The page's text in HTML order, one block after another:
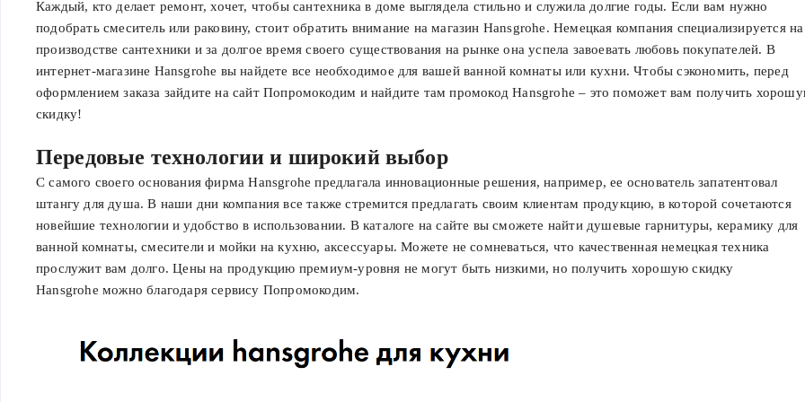
Каждый, кто делает ремонт, хочет, чтобы сантехника в доме выглядела стильно и служила долгие годы. Если вам нужно
подобрать смеситель или раковину, стоит обратить внимание на магазин Hansgrohe. Немецкая компания специализируется на
производстве сантехники и за долгое время своего существования на рынке она успела завоевать любовь покупателей. В
интернет-магазине Hansgrohe вы найдете все необходимое для вашей ванной комнаты или кухни. Чтобы сэкономить, перед
оформлением заказа зайдите на сайт Попромокодим и найдите там промокод Hansgrohe – это поможет вам получить
скидку!
Передовые технологии и широкий выбор
С самого своего основания фирма Hansgrohe предлагала инновационные решения, например, ее основатель запатентовал
штангу для душа. В наши дни компания все также стремится предлагать своим клиентам продукцию, в которой сочетаются
новейшие технологии и удобство в использовании. В каталоге на сайте вы сможете найти душевые гарнитуры, керамику для
ванной комнаты, смесители и мойки на кухню, аксессуары. Можете не сомневаться, что качественная немецкая техника
прослужит вам долго. Цены на продукцию премиум-уровня не могут быть низкими, но получить хорошую скидку
Hansgrohe можно благодаря сервису Попромокодим.